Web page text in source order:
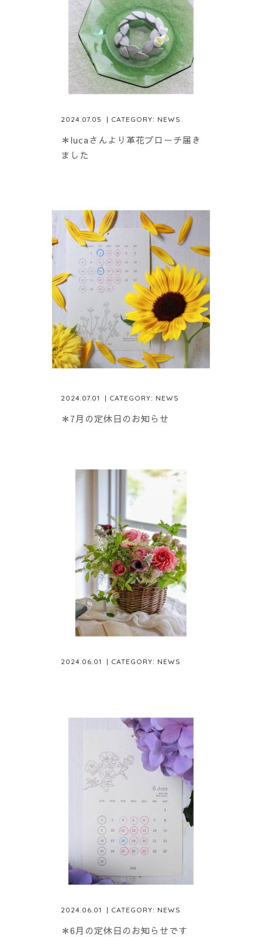
2024.07.05 | CATEGORY: NEWS
＊lucaさんより革花ブローチ届き
ました
2024.07.01 | CATEGORY: NEWS
＊7月の定休日のお知らせ
2024.06.01 | CATEGORY: NEWS
2024.06.01 | CATEGORY: NEWS
＊6月の定休日のお知らせです